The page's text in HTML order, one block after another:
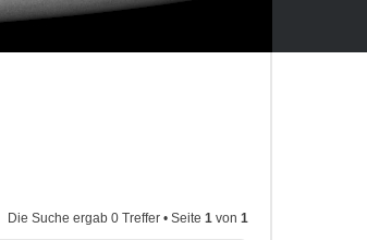
Die Suche ergab 0 Treffer • Seite 1 von 1